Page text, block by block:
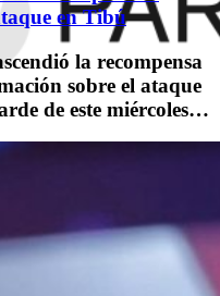
en Tibú
la recompensa
sobre el ataque
de este miércoles…